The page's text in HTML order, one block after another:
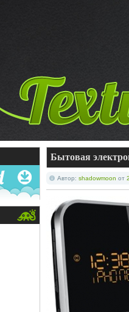
Бытовая
Автор: shadowmoon от